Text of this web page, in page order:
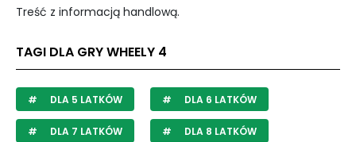
Treść z informacją handlową.
TAGI DLA GRY WHEELY 4
DLA 5 LATKÓW DLA 6 LATKÓW
DLA 7 LATKÓW DLA 8 LATKÓW